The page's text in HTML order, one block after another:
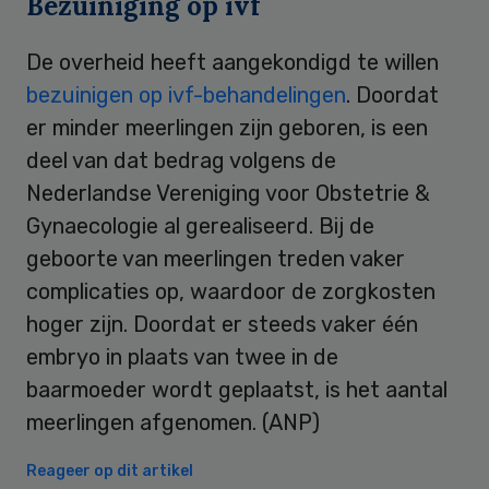
De overheid heeft aangekondigd te willen
bezuinigen op ivf-behandelingen. Doordat
er minder meerlingen zijn geboren, is een
deel van dat bedrag volgens de
Nederlandse Vereniging voor Obstetrie &
Gynaecologie al gerealiseerd. Bij de
geboorte van meerlingen treden vaker
complicaties op, waardoor de zorgkosten
hoger zijn. Doordat er steeds vaker één
embryo in plaats van twee in de
baarmoeder wordt geplaatst, is het aantal
meerlingen afgenomen. (ANP)
Reageer op dit artikel